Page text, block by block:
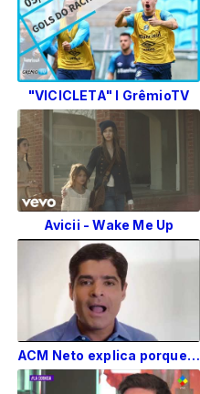
"VICICLETA" l GrêmioTV
Avicii - Wake Me Up
ACM Neto explica porque preferiu continuar na prefeitura de Salvador